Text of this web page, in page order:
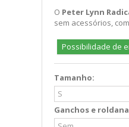
O Peter Lynn
sem acessórios,
Possibilidade de
Tamanho:
Ganchos e